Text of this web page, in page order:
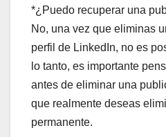
*¿Puedo recuperar una
No, una vez que eliminas
perfil de LinkedIn, no es
lo tanto, es importante
antes de eliminar una
que realmente deseas
permanente.